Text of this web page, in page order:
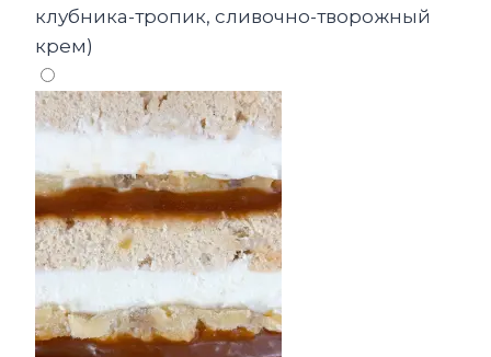
клубника-тропик, сливочно-творожный
крем)